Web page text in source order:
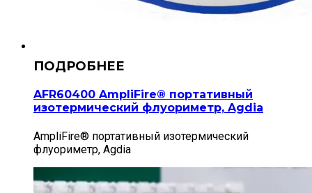
AFR60400 AmpliFire® портативный
изотермический флуориметр, Agdia
AmpliFire® портативный изотермический
флуориметр, Agdia